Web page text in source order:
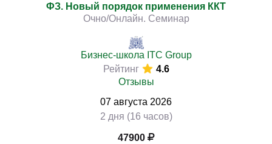
профессиональная подготовка, дать которую могут
курсы. Профильные обучающие программы
разработаны с учётом последних изменений и
ФЗ. Новый порядок применения ККТ
Очно/Онлайн. Семинар
Бизнес-школа ITC Group
Рейтинг
4.6
Отзывы
07 августа 2026
2 дня (16 часов)
47900